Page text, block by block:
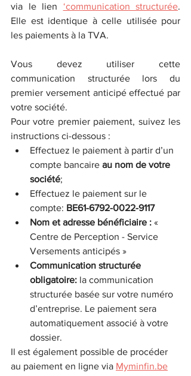
via le lien ‘communication structurée.
Elle est identique à celle utilisée pour
les paiements à la TVA.
Vous devez utiliser cette
communication structurée lors du
premier versement anticipé effectué par
votre société.
Pour votre premier paiement, suivez les
instructions ci-dessous :
Effectuez le paiement à partir d’un
compte bancaire au nom de votre
société;
Effectuez le paiement sur le
compte: BE61-6792-0022-9117
Nom et adresse bénéficiaire : «
Centre de Perception - Service
Versements anticipés »
Communication structurée
obligatoire: la communication
structurée basée sur votre numéro
d’entreprise. Le paiement sera
automatiquement associé à votre
dossier.
Il est également possible de procéder
au paiement en ligne via Myminfin.be